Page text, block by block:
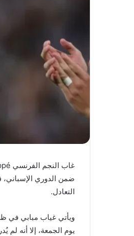
ضمن الدوري الإسباني،
التعادل.
ويأتي غياب مبابي في
يوم الجمعة، إلا أنه لم